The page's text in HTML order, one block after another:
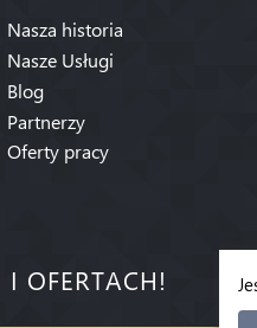
Nasza historia
Nasze Usługi
Blog
Partnerzy
Oferty pracy
OFERTACH!